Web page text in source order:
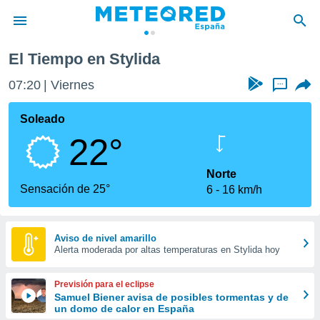
de
por
que se
calidad.
a este
las
y
forma
digital
basada
El Tiempo en Stylida
07:20 Viernes ...
Soleado
22°
Sensación de 25°
Norte
6
16 km/h
Aviso de nivel amarillo
Alerta moderada por altas temperaturas en Stylida hoy
Previsión para el eclipse
Samuel Biener avisa de posibles tormentas y de
un domo de calor en España